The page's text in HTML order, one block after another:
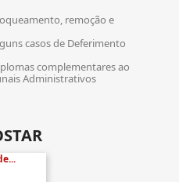
remoção e
casos de Deferimento
complementares ao
Administrativos